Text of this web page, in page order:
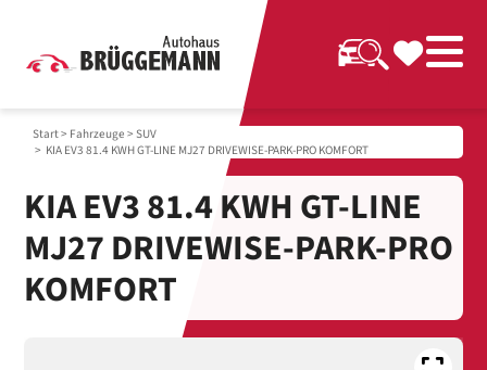
Start> Fahrzeuge > SUV
> KIA EV3 81.4 KWH GT-LINE MJ27 DRIVEWISE-PARK-PRO KOMFORT
KIA EV3 81.4 KWH GT-LINE
MJ27 DRIVEWISE-PARK-PRO
KOMFORT